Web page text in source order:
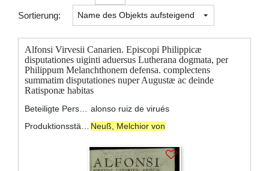
Sortierung:
Alfonsi Virvesii Canarien. Episcopi Philippicæ
disputationes uiginti aduersus Lutherana dogmata, per
Philippum Melanchthonem defensa. complectens
summatim disputationes nuper Augustæ ac deinde
Ratisponæ habitas
alonso ruiz de virués
Neuß, Melchior von